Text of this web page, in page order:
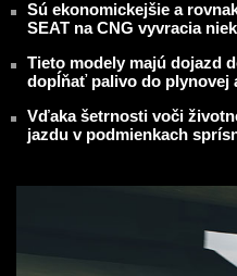
Sú ekonomickejšie a
SEAT na CNG vyvracia
Tieto modely majú dojazd
dopĺňať palivo do plynovej
Vďaka šetrnosti voči
jazdu v podmienkach